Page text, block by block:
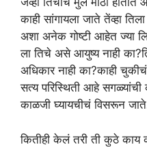
काही सांगायला जाते तेंव्हा
अशा अनेक गोष्टी आहेत ज्या
ला तिचे असे आयुष्य नाही
अधिकार नाही का?काही
सत्य परिस्थिती आहे सगळ्यांची
काळजी घ्यायचीचं विसरून
कितीही केलं तरी ती कुठे काय